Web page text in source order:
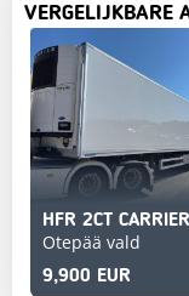
VERGELIJKBARE
Otepää vald
9,900 EUR